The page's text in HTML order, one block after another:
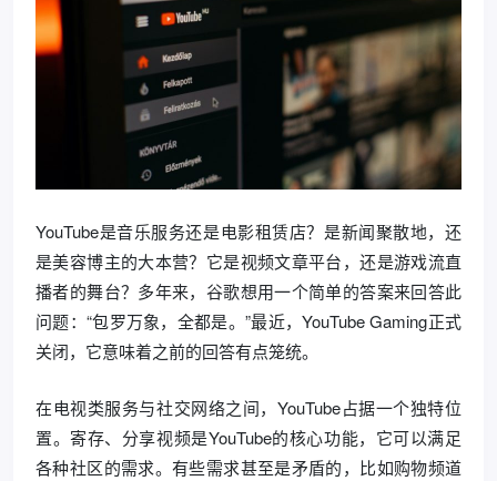
YouTube是音乐服务还是电影租赁店？是新闻聚散地，还
是美容博主的大本营？它是视频文章平台，还是游戏流直
播者的舞台？多年来，谷歌想用一个简单的答案来回答此
问题：“包罗万象，全都是。”最近，YouTube Gaming正式
关闭，它意味着之前的回答有点笼统。
在电视类服务与社交网络之间，YouTube占据一个独特位
置。寄存、分享视频是YouTube的核心功能，它可以满足
各种社区的需求。有些需求甚至是矛盾的，比如购物频道